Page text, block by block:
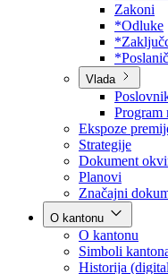
Poslovnik
Program
Budžet
Zakoni
*Odluke
*Zaključci
Vlada
Poslovnik
Program
Ekspoze
Strategije
Dokument
Planovi
Značajni
O kantonu